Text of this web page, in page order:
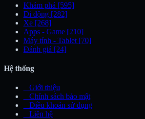
Khám phá [595]
Di động [282]
Xe [268]
Apps - Game [210]
Máy tính - Tablet [70]
Đánh giá [24]
Hệ thống
Giới thiệu
Chính sách bảo mật
Điều khoản sử dụng
Liên hệ